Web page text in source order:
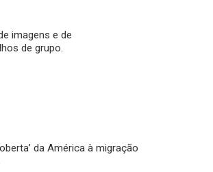
imagens e de
de grupo.
da América à migração